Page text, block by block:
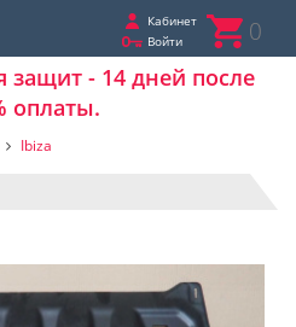
Кабинет
Войти
0
защит - 14 дней после
оплаты.
Ibiza